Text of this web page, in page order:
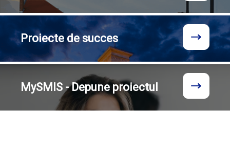
Proiecte de succes
MySMIS - Depune proiectul